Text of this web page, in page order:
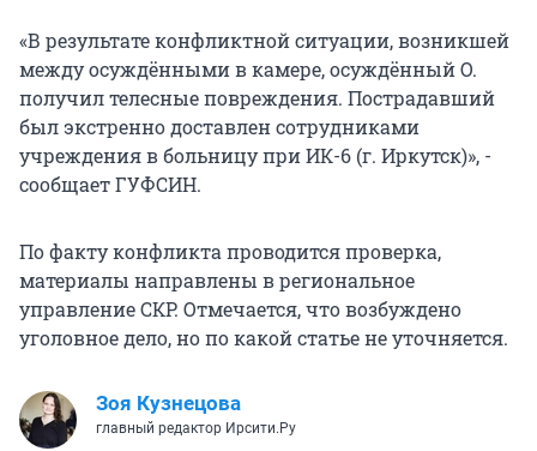
«В результате конфликтной ситуации, возникшей
между осуждёнными в камере, осуждённый О.
получил телесные повреждения. Пострадавший
был экстренно доставлен сотрудниками
учреждения в больницу при ИК-6 (г. Иркутск)», -
сообщает ГУФСИН.
По факту конфликта проводится проверка,
материалы направлены в региональное
управление СКР. Отмечается, что возбуждено
уголовное дело, но по какой статье не уточняется.
Зоя Кузнецова
главный редактор Ирсити.Ру